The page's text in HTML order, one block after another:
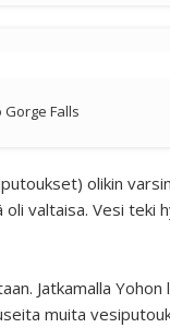
Gorge Falls
olikin
valtaisa. Vesi teki
Jatkamalla
muita